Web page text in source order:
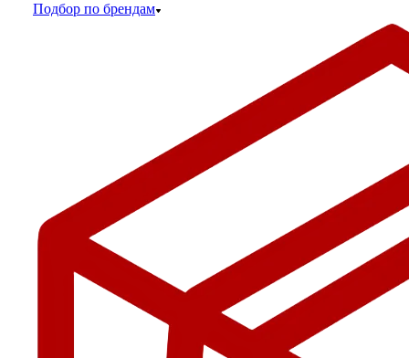
Подбор по брендам